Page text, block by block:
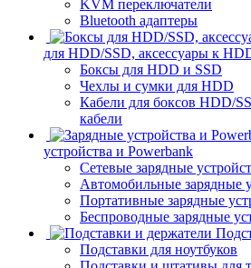
KVM переключатели
Bluetooth адаптеры
для HDD/SSD, аксессуары к
Боксы для HDD и SSD
Чехлы и сумки для HDD
Кабели для боксов HDD/
кабели
устройства и Powerbank
Сетевые зарядные
Автомобильные зарядные
Портативные зарядные
Беспроводные зарядные
Подставки для ноутбуков